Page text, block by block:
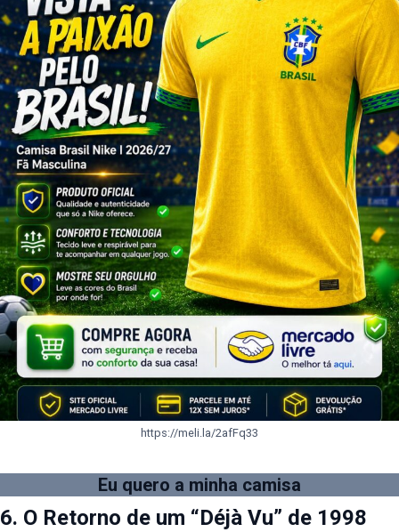
https://meli.la/2afFq33
Eu quero a minha camisa
6. O Retorno de um “Déjà Vu” de 1998